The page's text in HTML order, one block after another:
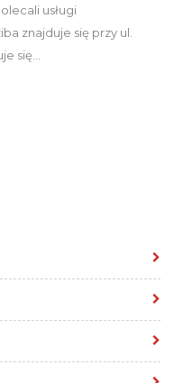
usługi
znajduje się przy ul.
się…